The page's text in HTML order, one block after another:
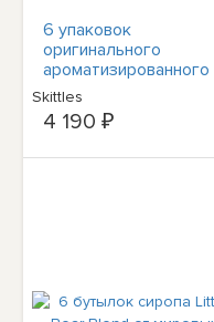
6 упаковок
оригинального
ароматизированного
желатина Skittles |3,89
унции | Без жира |
Быстрая доставка
Skittles
4 190 ₽